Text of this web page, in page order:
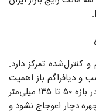
کنترل‌شده تمرکز دارد.
و دیافراگم باز اهمیت
بالایی دارند. لنز مناسب عکاسی پرتره معمولاً در بازه ۵۰ تا ۱۳۵ میلی‌متر
دچار اعوجاج نشود و